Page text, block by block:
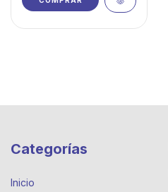
Categorías
Inicio